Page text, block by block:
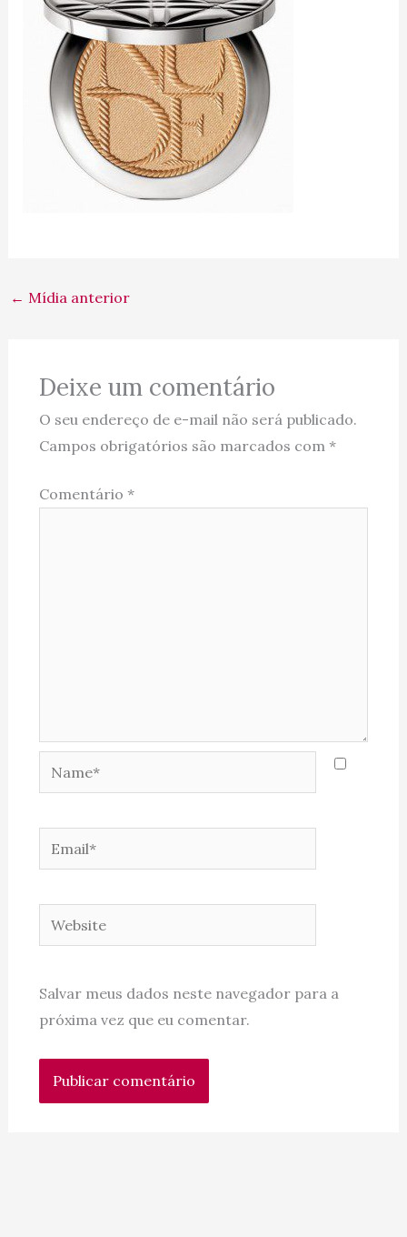
← Mídia anterior
Deixe um comentário
O seu endereço de e-mail não será publicado.
Campos obrigatórios são marcados com *
Comentário *
Name*
Email*
Website
Salvar meus dados neste navegador para a
próxima vez que eu comentar.